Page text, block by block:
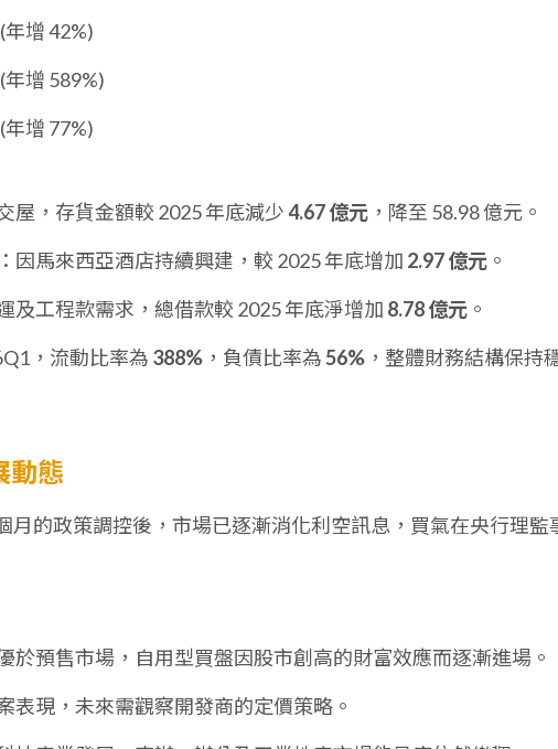
年增 42%)
年增 589%)
年增 77%)
屋，存貨金額較 2025 年底減少4.67 億元 ，降至 58.98 億元。
：因馬來西亞酒店持續興建，較 2025 年底增加 2.97 億元 。
及工程款需求，總借款較 2025 年底淨增加 8.78 億元 。
，流動比率為 388% ，負債比率為56% ，整體財務結構保持
動態
月的政策調控後，市場已逐漸消化利空訊息，買氣在央行理監
於預售市場，自用型買盤因股市創高的財富效應而逐漸進場。
表現，未來需觀察開發商的定價策略。